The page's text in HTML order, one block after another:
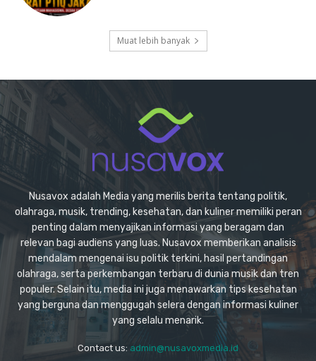
Muat lebih banyak
Nusavox adalah Media yang merilis berita tentang politik,
olahraga, musik, trending, kesehatan, dan kuliner memiliki peran
penting dalam menyajikan informasi yang beragam dan
relevan bagi audiens yang luas. Nusavox memberikan analisis
mendalam mengenai isu politik terkini, hasil pertandingan
olahraga, serta perkembangan terbaru di dunia musik dan tren
populer. Selain itu, media ini juga menawarkan tips kesehatan
yang berguna dan menggugah selera dengan informasi kuliner
yang selalu menarik.
Contact us: admin@nusavoxmedia.id